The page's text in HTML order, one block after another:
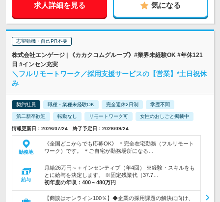
求人詳細を見る 気になる
志望動機・自己PR不要
株式会社エンゲージ | 《カカクコムグループ》#業界未経験OK #年休121
日 #インセン充実
＼フルリモートワーク／採用支援サービスの【営業】*土日祝休
み
契約社員 職種・業種未経験OK 完全週休2日制 学歴不問
第二新卒歓迎 転勤なし リモートワーク可 女性のおしごと掲載中
情報更新日：2026/07/24 終了予定日：2026/09/24
勤務地
《全国どこからでも応募OK》 ＊完全在宅勤務（フルリモート
ワーク）です。 ＊ご自宅が勤務場所になる…
給与
月給26万円～＋インセンティブ（年4回） ※経験・スキルをも
とに給与を決定します。 ※固定残業代（37.7…
初年度の年収： 400～480万円
【商談はオンライン100％】◆企業の採用課題の解決に向け、